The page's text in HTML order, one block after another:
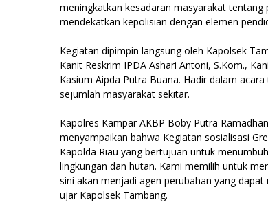
meningkatkan kesadaran masyarakat
mendekatkan kepolisian dengan elemen
Kegiatan dipimpin langsung oleh Kapolsek
Kanit Reskrim IPDA Ashari Antoni, S.Kom.,
Kasium Aipda Putra Buana. Hadir dalam
sejumlah masyarakat sekitar.
Kapolres Kampar AKBP Boby Putra
menyampaikan bahwa Kegiatan sosialisasi
Kapolda Riau yang bertujuan untuk
lingkungan dan hutan. Kami memilih untuk
sini akan menjadi agen perubahan yang
ujar Kapolsek Tambang.